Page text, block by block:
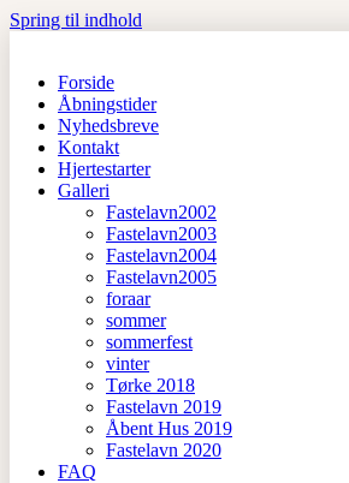
Spring til indhold
Forside
Åbningstider
Nyhedsbreve
Kontakt
Hjertestarter
Galleri
Fastelavn2002
Fastelavn2003
Fastelavn2004
Fastelavn2005
foraar
sommer
sommerfest
vinter
Tørke 2018
Fastelavn 2019
Åbent Hus 2019
Fastelavn 2020
FAQ